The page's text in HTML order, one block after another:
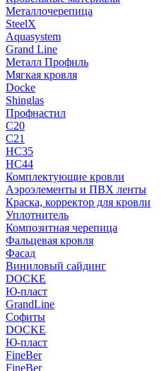
Металлочерепица
SteelX
Aquasystem
Grand Line
Металл Профиль
Мягкая кровля
Docke
Shinglas
Профнастил
C20
C21
НС35
НС44
Комплектующие кровли
Аэроэлементы и ПВХ ленты
Краска, корректор для кровли
Уплотнитель
Композитная черепица
Фальцевая кровля
Фасад
Виниловый сайдинг
DOCKE
Ю-пласт
GrandLine
Софиты
DOCKE
Ю-пласт
FineBer
FineBer